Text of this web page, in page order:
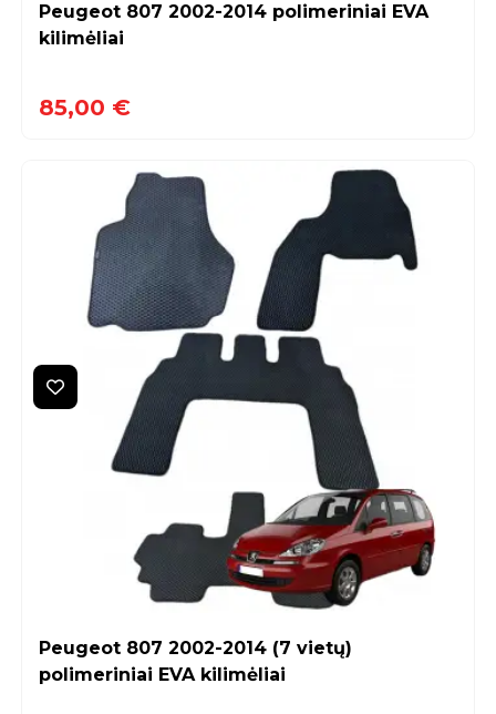
Peugeot 807 2002-2014 polimeriniai EVA
kilimėliai
85,00 €
Peugeot 807 2002-2014 (7 vietų)
polimeriniai EVA kilimėliai